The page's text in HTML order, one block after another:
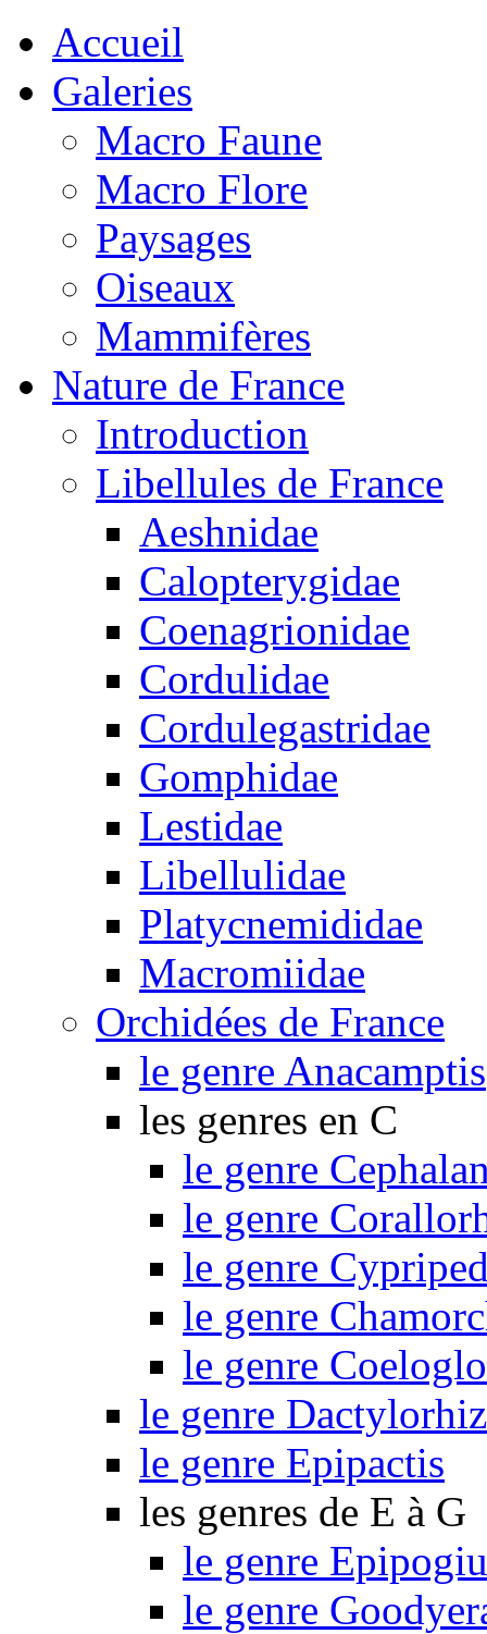
Accueil
Galeries
Macro Faune
Macro Flore
Paysages
Oiseaux
Mammifères
Nature de France
Introduction
Libellules de France
Aeshnidae
Calopterygidae
Coenagrionidae
Cordulidae
Cordulegastridae
Gomphidae
Lestidae
Libellulidae
Platycnemididae
Macromiidae
Orchidées de France
le genre Anacamptis
les genres en C
le genre
le genre
le genre
le genre
le genre
le genre
le genre Epipactis
les genres de E à G
le genre
le genre